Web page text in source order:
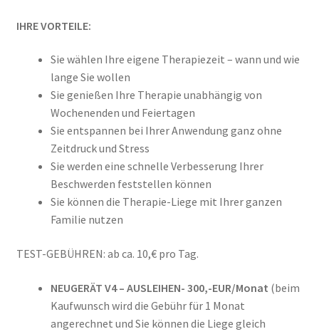
IHRE VORTEILE:
Sie wählen Ihre eigene Therapiezeit – wann und wie
lange Sie wollen
Sie genießen Ihre Therapie unabhängig von
Wochenenden und Feiertagen
Sie entspannen bei Ihrer Anwendung ganz ohne
Zeitdruck und Stress
Sie werden eine schnelle Verbesserung Ihrer
Beschwerden feststellen können
Sie können die Therapie-Liege mit Ihrer ganzen
Familie nutzen
TEST-GEBÜHREN: ab ca. 10,€ pro Tag.
NEUGERÄT V4 – AUSLEIHEN- 300,-EUR/Monat (beim
Kaufwunsch wird die Gebühr für 1 Monat
angerechnet und Sie können die Liege gleich